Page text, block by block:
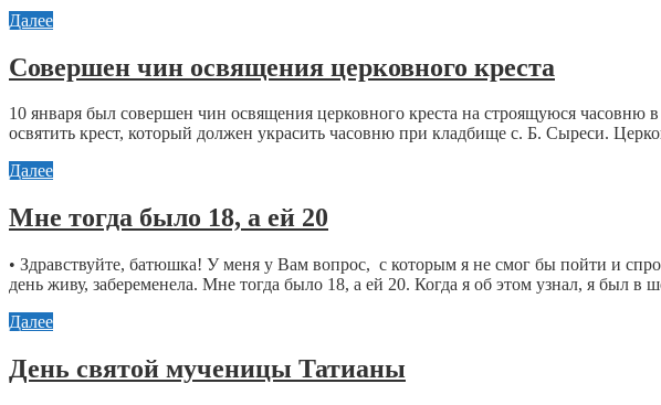
Далее
Совершен чин освящения церковного креста
10 января был совершен чин освящения церковного креста на строящуюся
освятить крест, который должен украсить часовню при кладбище с. Б. Сыреси.
Далее
Мне тогда было 18, а ей 20
• Здравствуйте, батюшка! У меня у Вам вопрос, с которым я не смог бы пойти и
день живу, забеременела. Мне тогда было 18, а ей 20. Когда я об этом узнал, я был в
Далее
День святой мученицы Татианы